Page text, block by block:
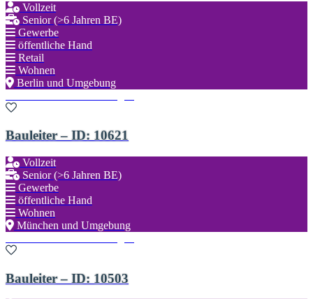
Vollzeit
Senior (>6 Jahren BE)
Gewerbe
öffentliche Hand
Retail
Wohnen
Berlin und Umgebung
Bauleiter – ID: 10621
Vollzeit
Senior (>6 Jahren BE)
Gewerbe
öffentliche Hand
Wohnen
München und Umgebung
Bauleiter – ID: 10503